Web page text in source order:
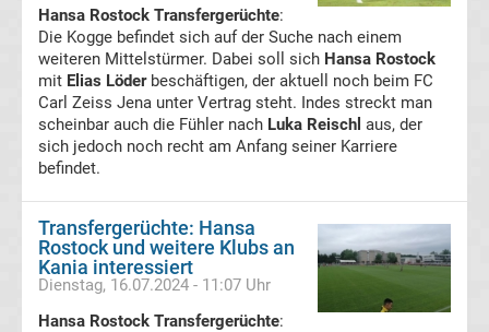
Europa
League
Ergebnisse
League
Erg.
Hansa Rostock Transfergerüchte:
Die Kogge befindet sich auf der Suche nach einem
weiteren Mittelstürmer. Dabei soll sich Hansa Rostock
mit Elias Löderbeschäftigen, der aktuell noch beim FC
Carl Zeiss Jena unter Vertrag steht. Indes streckt man
scheinbar auch die Fühler nach Luka Reischl aus, der
sich jedoch noch recht am Anfang seiner Karriere
befindet.
Transfergerüchte: Hansa
Rostock und weitere Klubs an
Kania interessiert
Dienstag, 16.07.2024 - 11:07 Uhr
Hansa Rostock Transfergerüchte: